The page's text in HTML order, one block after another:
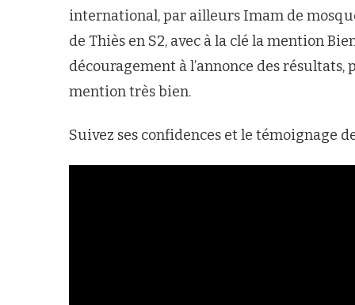
international, par ailleurs Imam de
de Thiès en S2, avec à la clé la mention
découragement à l’annonce des résultats,
mention très bien.
Suivez ses confidences et le témoignage